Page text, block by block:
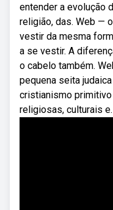
entender a evolução
religião, das. Web —
vestir da mesma
a se vestir. A
o cabelo também.
pequena seita
cristianismo
religiosas, culturais e.